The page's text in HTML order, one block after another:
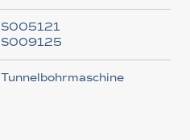
S005121
S009125
Tunnelbohrmaschine